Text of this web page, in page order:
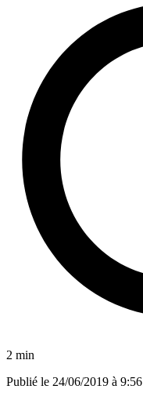
2 min
Publié le 24/06/2019 à 9:56